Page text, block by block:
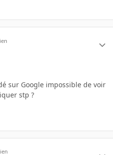
sur Google impossible de voir
stp ?